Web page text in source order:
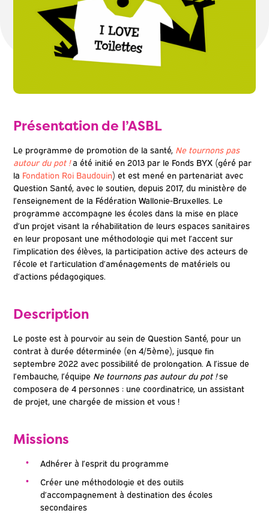
Présentation de l’ASBL
Le programme de promotion de la santé, Ne tournons pas
autour du pot !a été initié en 2013 par le Fonds BYX (géré par
la Fondation Roi Baudouin) et est mené en partenariat avec
Question Santé, avec le soutien, depuis 2017, du ministère de
l’enseignement de la Fédération Wallonie-Bruxelles. Le
programme accompagne les écoles dans la mise en place
d’un projet visant la réhabilitation de leurs espaces sanitaires
en leur proposant une méthodologie qui met l’accent sur
l’implication des élèves, la participation active des acteurs de
l’école et l’articulation d’aménagements de matériels ou
d’actions pédagogiques.
Description
Le poste est à pourvoir au sein de Question Santé, pour un
contrat à durée déterminée (en 4/5ème), jusque fin
septembre 2022 avec possibilité de prolongation. A l’issue de
l’embauche, l’équipe Ne tournons pas autour du pot !se
composera de 4 personnes : une coordinatrice, un assistant
de projet, une chargée de mission et vous !
Missions
Adhérer à l’esprit du programme
Créer une méthodologie et des outils
d’accompagnement à destination des écoles
secondaires